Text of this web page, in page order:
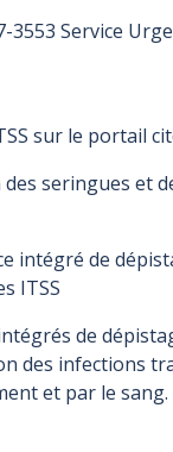
3553 Service
sur le portail
seringues et
intégré de
ITSS
de
des infections
et par le sang.